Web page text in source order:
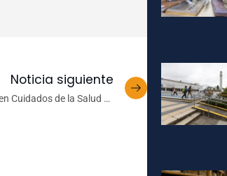
Noticia siguiente
Cuidados de la Salud es